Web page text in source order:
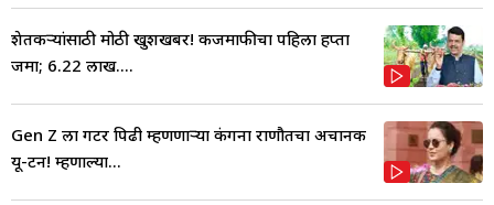
शेतकऱ्यांसाठी मोठी खुशखबर! कर्जमाफीचा पहिला हप्ता
जमा; 6.22 लाख....
Gen Z ला गटर पिढी म्हणणाऱ्या कंगना राणौतचा अचानक
यू-टर्न! म्हणाल्या...